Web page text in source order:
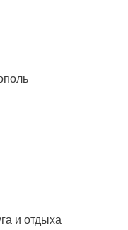
и отдыха